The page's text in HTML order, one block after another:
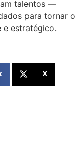
talentos —
para tornar o
e estratégico.
X